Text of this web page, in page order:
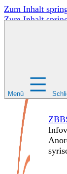
Zum Inhalt
Zum Inhalt
für
Menü